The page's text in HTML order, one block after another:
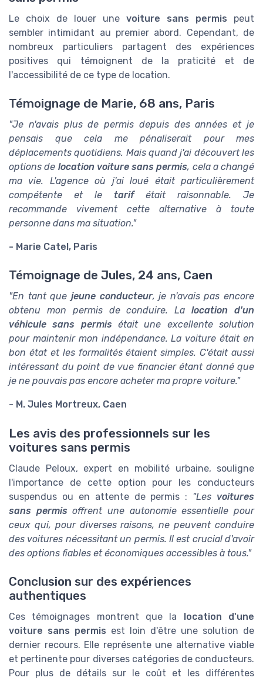
Le choix de louer une voiture sans permis peut
sembler intimidant au premier abord. Cependant, de
nombreux particuliers partagent des expériences
positives qui témoignent de la praticité et de
l'accessibilité de ce type de location.
Témoignage de Marie, 68 ans, Paris
"Je n'avais plus de permis depuis des années et je
pensais que cela me pénaliserait pour mes
déplacements quotidiens. Mais quand j'ai découvert les
options de location voiture sans permis, cela a changé
ma vie. L'agence où j'ai loué était particulièrement
compétente et le tarifétait raisonnable. Je
recommande vivement cette alternative à toute
personne dans ma situation."
- Marie Catel, Paris
Témoignage de Jules, 24 ans, Caen
"En tant que jeune conducteur, je n'avais pas encore
obtenu mon permis de conduire. Lalocation d'un
véhicule sans permis était une excellente solution
pour maintenir mon indépendance. La voiture était en
bon état et les formalités étaient simples. C'était aussi
intéressant du point de vue financier étant donné que
je ne pouvais pas encore acheter ma propre voiture."
- M. Jules Mortreux, Caen
Les avis des professionnels sur les
voitures sans permis
Claude Peloux, expert en mobilité urbaine, souligne
l'importance de cette option pour les conducteurs
suspendus ou en attente de permis : "Les voitures
sans permis offrent une autonomie essentielle pour
ceux qui, pour diverses raisons, ne peuvent conduire
des voitures nécessitant un permis. Il est crucial d'avoir
des options fiables et économiques accessibles à tous."
Conclusion sur des expériences
authentiques
Ces témoignages montrent que la location d'une
voiture sans permis est loin d'être une solution de
dernier recours. Elle représente une alternative viable
et pertinente pour diverses catégories de conducteurs.
Pour plus de détails sur le coût et les différentes